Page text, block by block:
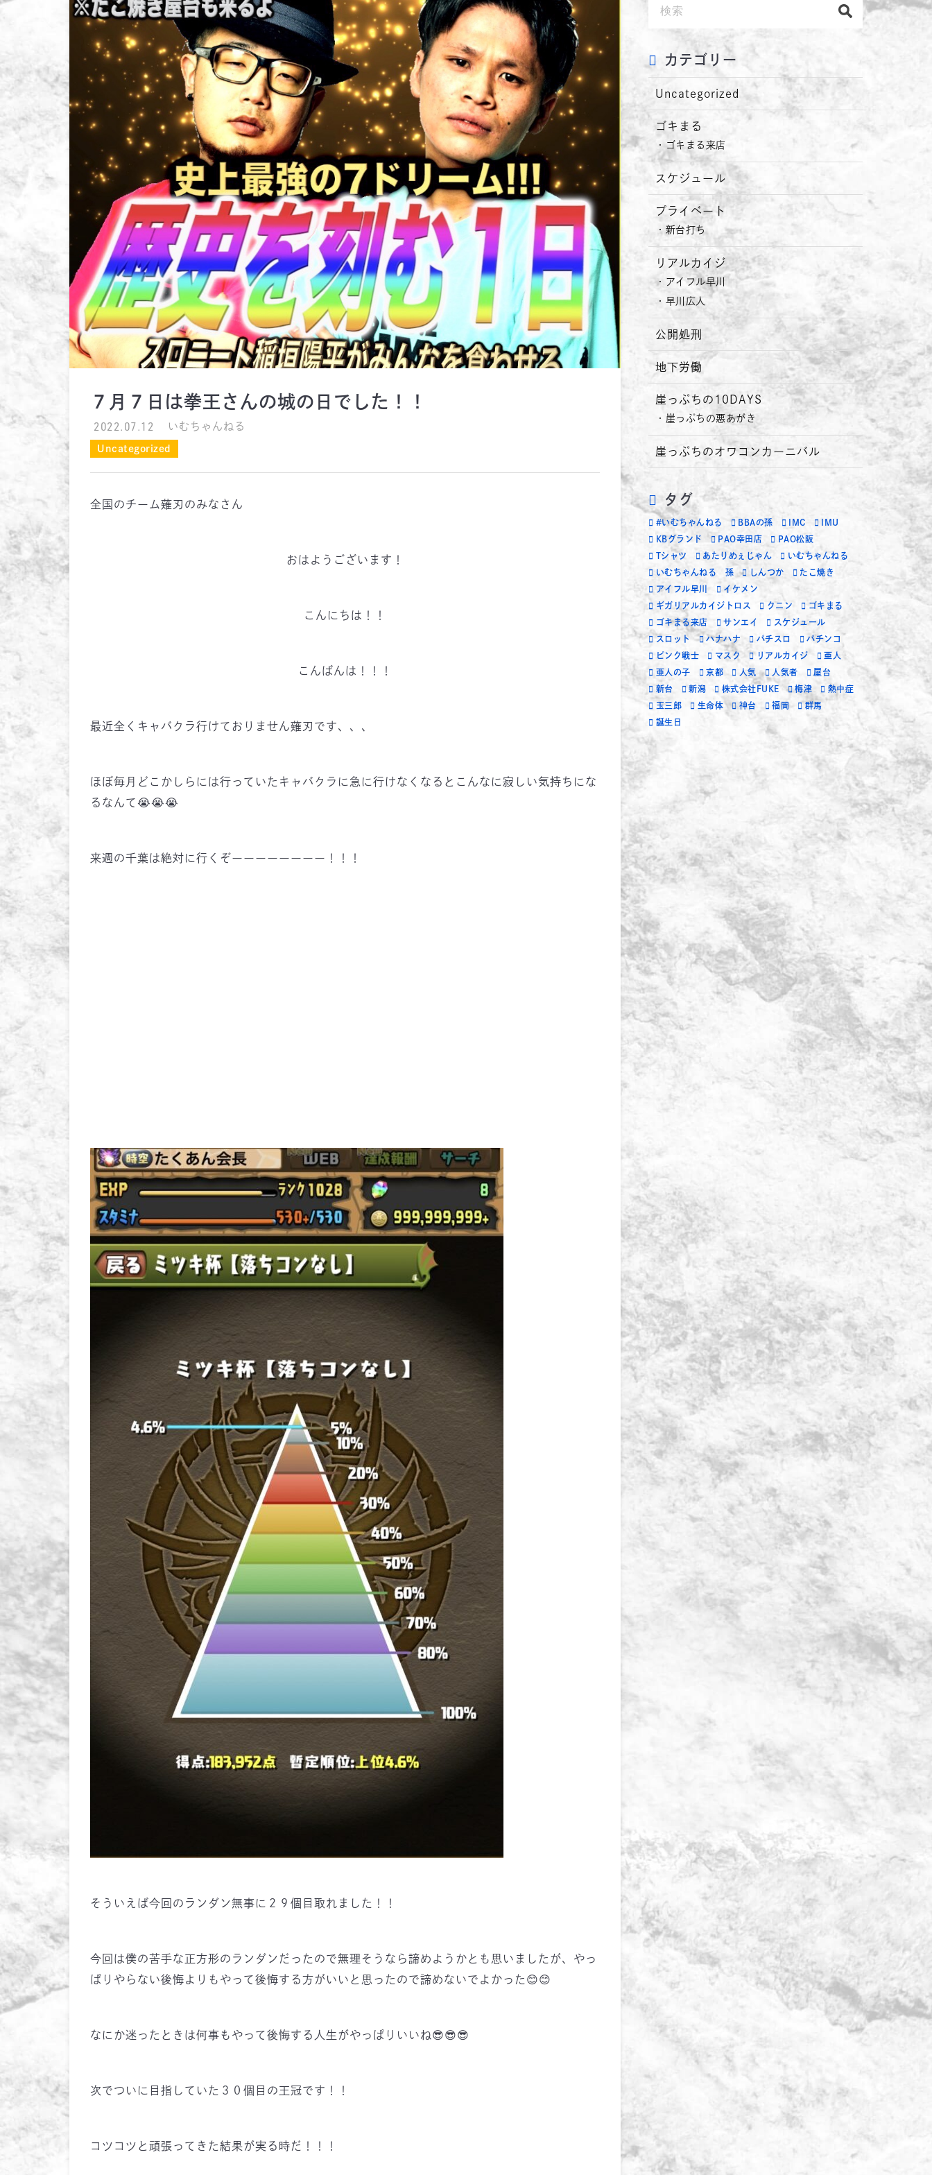
７月７日は拳王さんの城の日でした！！
2022.07.12 いむちゃんねる
Uncategorized
全国のチーム薙刃のみなさん
おはようございます！
こんにちは！！
こんばんは！！！
最近全くキャバクラ行けておりません薙刃です、、、
ほぼ毎月どこかしらには行っていたキャバクラに急に行けなくなるとこんなに寂しい気持ちにな
るなんて😭😭😭
来週の千葉は絶対に行くぞーーーーーーーー！！！
そういえば今回のランダン無事に２９個目取れました！！
今回は僕の苦手な正方形のランダンだったので無理そうなら諦めようかとも思いましたが、やっ
ぱりやらない後悔よりもやって後悔する方がいいと思ったので諦めないでよかった😊😊
なにか迷ったときは何事もやって後悔する人生がやっぱりいいね😎😎😎
次でついに目指していた３０個目の王冠です！！
コツコツと頑張ってきた結果が実る時だ！！！
カテゴリー
Uncategorized
ゴキまる
ゴキまる来店
スケジュール
プライベート
新台打ち
リアルカイジ
アイフル早川
早川広人
公開処刑
地下労働
崖っぷちの10DAYS
崖っぷちの悪あがき
崖っぷちのオワコンカーニバル
タグ
#いむちゃんねる BBAの孫 IMC
IMU
KBグランド
PAO幸田店
PAO松阪
Tシャツ
あたりめぇじゃん
いむちゃんねる
いむちゃんねる 孫
しんつか
たこ焼き
アイフル早川
イケメン
ギガリアルカイジトロス
クニン
ゴキまる
ゴキまる来店
サンエイ
スケジュール
スロット
ハナハナ パチスロ
パチンコ
ピンク戦士
マスク リアルカイジ
亜人
亜人の子
京都 人気 人気者
屋台
新台
新潟 株式会社FUKE 梅津
熱中症
玉三郎
生命体 神台 福岡
群馬
誕生日